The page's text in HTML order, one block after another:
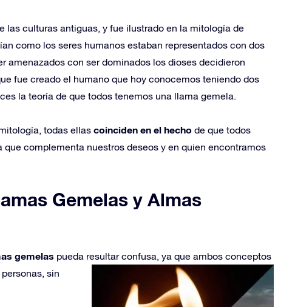
las culturas antiguas, y fue ilustrado en la mitología de
como los seres humanos estaban representados con dos
amenazados con ser dominados los dioses decidieron
fue creado el humano que hoy conocemos teniendo dos
la teoría de que todos tenemos una llama gemela.
todas ellas coinciden en el hecho de que todos
complementa nuestros deseos y en quien encontramos
Gemelas y Almas
gemelas pueda resultar confusa, ya que ambos conceptos
sin